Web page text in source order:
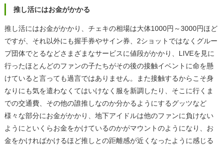
推し活にはお金がかかる
推し活にはお金がかかり、チェキの相場は大体1000円～3000円ほど
ですが、それ以外にも握手券やサイン券、2ショットではなくグルー
プ団体でとるなどさまざまなサービスに値段がかかり、LIVEを見に
行ったほとんどのファンの子たちがその後の接触イベントに命を懸
けていると言っても過言ではありません。また接触するからこそ身
なりにも気を遣わなくてはいけなく服を新調したり、そこに行くま
での交通費、その他の誰推しなのか分かるようにするグッツなど
様々な部分にお金がかかり、地下アイドルは他のファンに負けない
ようにといくらお金をかけているのかがマウントのようになり、お
金をかければかけるほど推しとの距離感が近くなったように感じる